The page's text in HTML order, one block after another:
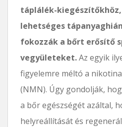
táplálék-
lehetséges
fokozzák a bőrt erősítő
vegyületeket.Az egyik
figyelemre méltó a
(NMN). Úgy gondolják,
a bőr egészségét azáltal,
helyreállítását és